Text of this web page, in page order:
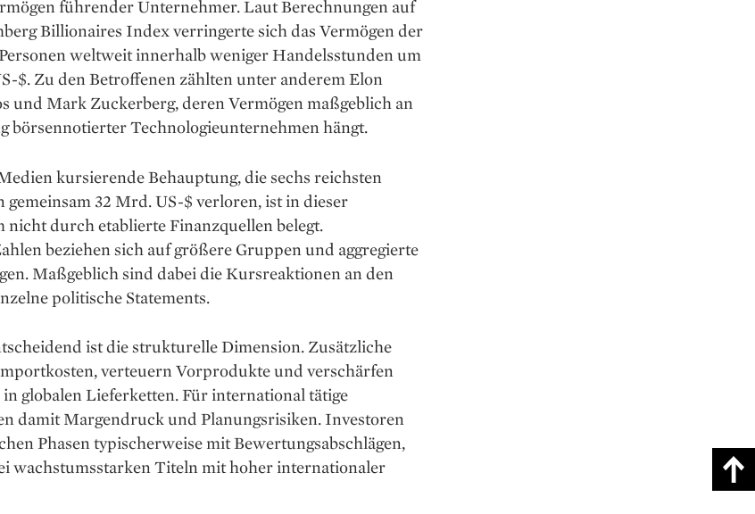
führender Unternehmer. Laut Berechnungen auf
Billionaires Index verringerte sich das Vermögen der
weltweit innerhalb weniger Handelsstunden um
$. Zu den Betroffenen zählten unter anderem Elon
und Mark Zuckerberg, deren Vermögen maßgeblich an
börsennotierter Technologieunternehmen hängt.
kursierende Behauptung, die sechs reichsten
gemeinsam 32 Mrd. US-$ verloren, ist in dieser
nicht durch etablierte Finanzquellen belegt.
beziehen sich auf größere Gruppen und aggregierte
Maßgeblich sind dabei die Kursreaktionen an den
politische Statements.
ist die strukturelle Dimension. Zusätzliche
verteuern Vorprodukte und verschärfen
globalen Lieferketten. Für international tätige
damit Margendruck und Planungsrisiken. Investoren
Phasen typischerweise mit Bewertungsabschlägen,
wachstumsstarken Titeln mit hoher internationaler